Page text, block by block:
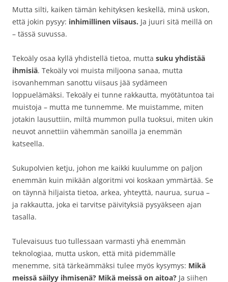
Mutta silti, kaiken tämän kehityksen keskellä, minä uskon,
että jokin pysyy: inhimillinen viisaus. Ja juuri sitä meillä on
– tässä suvussa.
Tekoäly osaa kyllä yhdistellä tietoa, mutta suku yhdistää
ihmisiä. Tekoäly voi muista miljoona sanaa, mutta
isovanhemman sanottu viisaus jää sydämeen
loppuelämäksi. Tekoäly ei tunne rakkautta, myötätuntoa tai
muistoja – mutta me tunnemme. Me muistamme, miten
jotakin lausuttiin, miltä mummon pulla tuoksui, miten ukin
neuvot annettiin vähemmän sanoilla ja enemmän
katseella.
Sukupolvien ketju, johon me kaikki kuulumme on paljon
enemmän kuin mikään algoritmi voi koskaan ymmärtää. Se
on täynnä hiljaista tietoa, arkea, yhteyttä, naurua, surua –
ja rakkautta, joka ei tarvitse päivityksiä pysyäkseen ajan
tasalla.
Tulevaisuus tuo tullessaan varmasti yhä enemmän
teknologiaa, mutta uskon, että mitä pidemmälle
menemme, sitä tärkeämmäksi tulee myös kysymys: Mikä
meissä säilyy ihmisenä? Mikä meissä on aitoa? Ja siihen